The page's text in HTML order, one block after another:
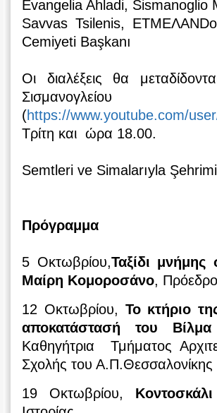
Evangelia Ahladi,
Savvas Tsilenis,
Cemiyeti Başkanı
Οι διαλέξεις θα
(https://www.youtube.com/
Τρίτη και ώρα 18.00.
Semtleri ve Simalarıyla
Πρόγραμμα
5 Οκτωβρίου,Ταξίδι
Μαίρη Κομοροσάνο,
12 Οκτωβρίου, Το κτήριο
αποκατάστασή του
Καθηγήτρια Τμήματος
Σχολής του Α.Π.Θεσσαλονίκης
19 Οκτωβρίου, Κοντοσκάλι